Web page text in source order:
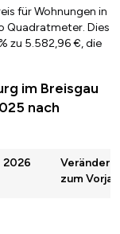
für Wohnungen in
Quadratmeter. Dies
zu 5.582,96 €, die
im Breisgau
nach
2026
zum